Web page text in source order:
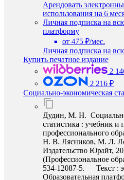
Арендовать
использования на 6
Личная подписка на
платформу
от 475 ₽/мес.
Личная подписка на
Купить печатное издание
2
2 216 ₽
Социально-экономическая
Дудин, М. Н.
статистика : учебник и
профессионального
Н. В. Лясников, М. Л.
Издательство Юрайт,
(Профессиональное
534-12087-5. — Текст :
Образовательная